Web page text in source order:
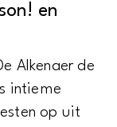
en
Alkenaer de
intieme
op uit